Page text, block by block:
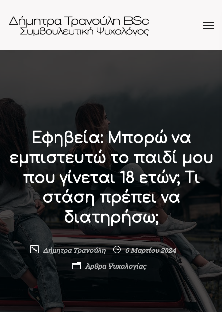
Εφηβεία: Μπορώ να
εμπιστευτώ το παιδί μου
που γίνεται 18 ετών; Τι
στάση πρέπει να
διατηρήσω;
Δήμητρα Τρανούλη
6 Μαρτίου 2024
Άρθρα Ψυχολογίας